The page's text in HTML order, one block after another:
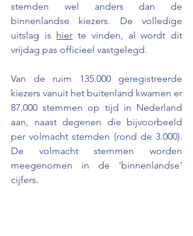
stemden wel anders dan de
binnenlandse kiezers. De volledige
uitslag is hier te vinden, al wordt dit
vrijdag pas officieel vastgelegd.
Van de ruim 135.000 geregistreerde
kiezers vanuit het buitenland kwamen er
87.000 stemmen op tijd in Nederland
aan, naast degenen die bijvoorbeeld
per volmacht stemden (rond de 3.000).
De volmacht stemmen worden
meegenomen in de 'binnenlandse'
cijfers.